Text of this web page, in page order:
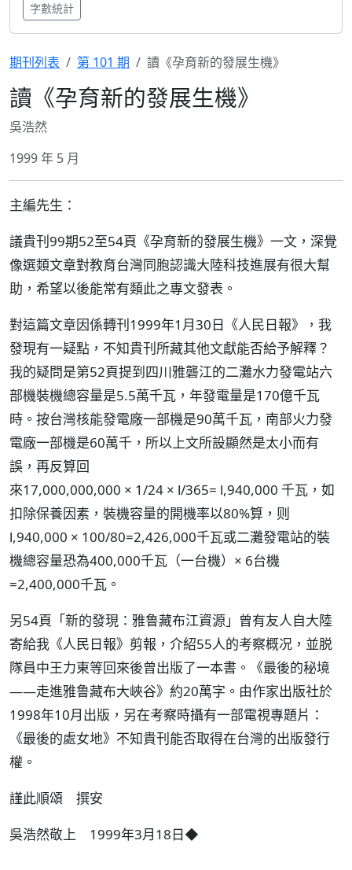
字數統計
期刊列表 第 101 期 讀《孕育新的發展生機》
讀《孕育新的發展生機》
吳浩然
1999 年 5 月
主編先生：
議貴刊99期52至54頁《孕育新的發展生機》一文，深覺
像選類文章對教育台灣同胞認識大陸科技進展有很大幫
助，希望以後能常有類此之專文發表。
對這篇文章因係轉刊1999年1月30日《人民日報》，我
發現有一疑點，不知貴刊所藏其他文獻能否給予解釋？
我的疑問是第52頁提到四川雅礱江的二灘水力發電站六
部機裝機總容量是5.5萬千瓦，年發電量是170億千瓦
時。按台灣核能發電廠一部機是90萬千瓦，南部火力發
電廠一部機是60萬千，所以上文所設顯然是太小而有
誤，再反算回
來17,000,000,000 × 1/24 × l/365= l,940,000 千瓦，如
扣除保養因素，裝機容量的開機率以80%算，则
l,940,000 × 100/80=2,426,000千瓦或二灘發電站的裝
機總容量恐為400,000千瓦（一台機）× 6台機
=2,400,000千瓦。
另54頁「新的發現：雅鲁藏布江資源」曾有友人自大陸
寄給我《人民日報》剪報，介紹55人的考察概况，並脱
隊員中王力東等回來後曾出版了一本書。《最後的秘境
——走進雅鲁藏布大峽谷》約20萬字。由作家出版社於
1998年10月出版，另在考察時攝有一部電視專題片：
《最後的處女地》不知貴刊能否取得在台灣的出版發行
權。
謹此順頌 撰安
吳浩然敬上 1999年3月18日◆